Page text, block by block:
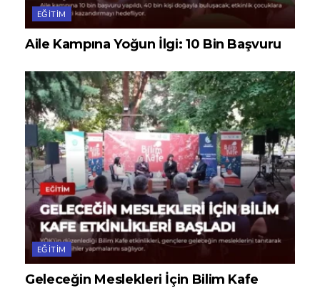
EĞITIM
Aile Kampına Yoğun İlgi: 10 Bin Başvuru
EĞITIM
Geleceğin Meslekleri İçin Bilim Kafe